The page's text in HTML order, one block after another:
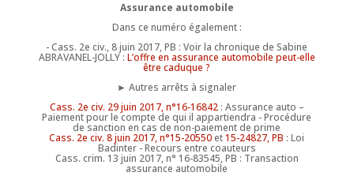
Assurance automobile
Dans ce numéro également :
- Cass. 2e civ., 8 juin 2017, PB : Voir la chronique de Sabine
ABRAVANEL-JOLLY : L’offre en assurance automobile peut-elle
être caduque ?
► Autres arrêts à signaler
Cass. 2e civ. 29 juin 2017, n°16-16842: Assurance auto –
Paiement pour le compte de qui il appartiendra - Procédure
de sanction en cas de non-paiement de prime
Cass. 2e civ. 8 juin 2017, n°15-20550et15-24827, PB : Loi
Badinter - Recours entre coauteurs
Cass. crim. 13 juin 2017, n° 16-83545, PB : Transaction
assurance automobile